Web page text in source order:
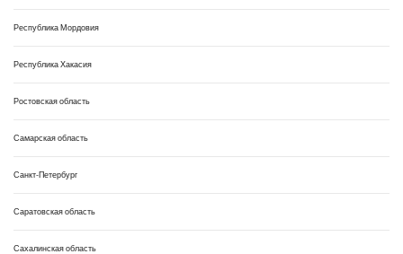
Республика Мордовия
Республика Хакасия
Ростовская область
Самарская область
Санкт-Петербург
Саратовская область
Сахалинская область